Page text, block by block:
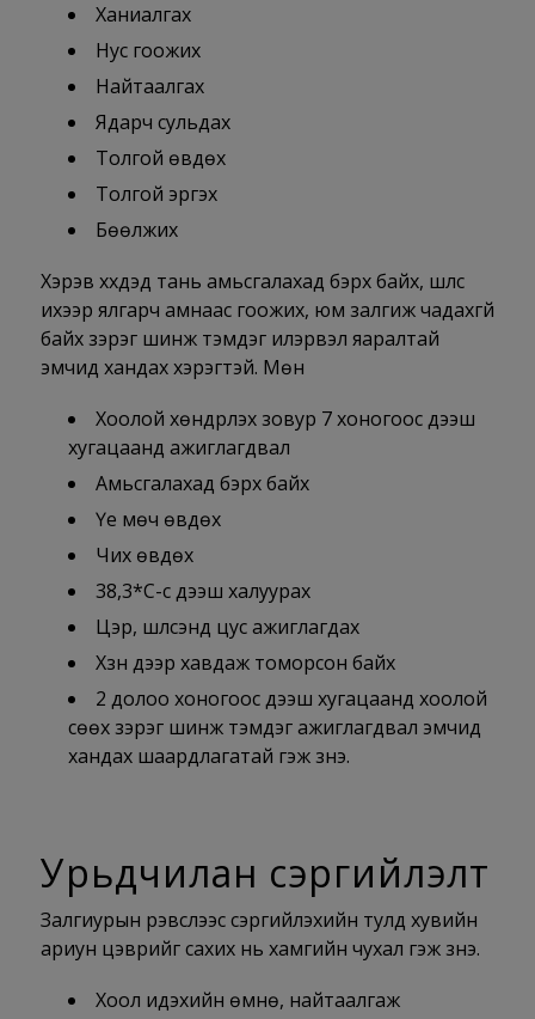
Ханиалгах
Нус гоожих
Найтаалгах
Ядарч сульдах
Толгой өвдөх
Толгой эргэх
Бөөлжих
Хэрэв хүүхдэд тань амьсгалахад бэрх байх, шүлс
ихээр ялгарч амнаас гоожих, юм залгиж чадахгүй
байх зэрэг шинж тэмдэг илэрвэл яаралтай
эмчид хандах хэрэгтэй. Мөн
Хоолой хөндүүрлэх зовур 7 хоногоос дээш
хугацаанд ажиглагдвал
Амьсгалахад бэрх байх
Үе мөч өвдөх
Чих өвдөх
38,3*C-с дээш халуурах
Цэр, шүлсэнд цус ажиглагдах
Хүзүүн дээр хавдаж томорсон байх
2 долоо хоногоос дээш хугацаанд хоолой
сөөх зэрэг шинж тэмдэг ажиглагдвал эмчид
хандах шаардлагатай гэж үзнэ.
Урьдчилан сэргийлэлт
Залгиурын үрэвслээс сэргийлэхийн тулд хувийн
ариун цэврийг сахих нь хамгийн чухал гэж үзнэ.
Хоол идэхийн өмнө, найтаалгаж